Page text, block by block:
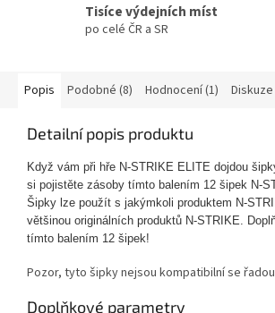
Tisíce výdejních míst
po celé ČR a SR
Popis Podobné (8) Hodnocení (1) Diskuze
Detailní popis produktu
Když vám při hře N-STRIKE ELITE dojdou
si pojistěte zásoby tímto balením 12 šipek N-
Šipky lze použít s jakýmkoli produktem N-
většinou originálních produktů N-STRIKE.
tímto balením 12 šipek!
Pozor, tyto šipky nejsou kompatibilní se řadou
Doplňkové parametry